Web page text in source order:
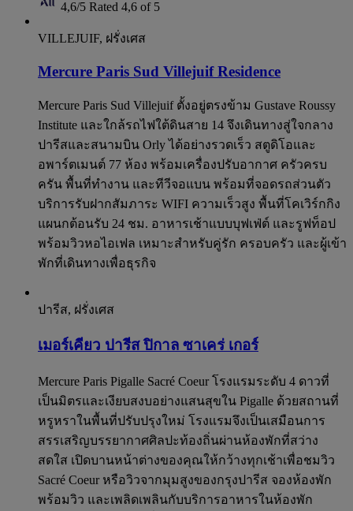
4,6/5 Rated 4,6 of 5
VILLEJUIF, ฝรั่งเศส
Mercure Paris Sud Villejuif Residence
Mercure Paris Sud Villejuif ตั้งอยู่ตรงข้าม Gustave Roussy
Institute และใกล้รถไฟใต้ดินสาย 14 จึงเดินทางสู่ใจกลาง
ปารีสและสนามบิน Orly ได้อย่างรวดเร็ว สตูดิโอและ
อพาร์ตเมนต์ 77 ห้อง พร้อมเครื่องปรับอากาศ ครัวครบ
ครัน พื้นที่ทำงาน และทีวีจอแบน พร้อมที่จอดรถส่วนตัว
บริการรับฝากสัมภาระ WIFI ความเร็วสูง พื้นที่โคเวิร์กกิง
แผนกต้อนรับ 24 ชม. อาหารเช้าแบบบุฟเฟ่ต์ และรูฟท็อป
พร้อมวิวหอไอเฟล เหมาะสำหรับคู่รัก ครอบครัว และผู้เข้า
พักที่เดินทางเพื่อธุรกิจ
ปารีส, ฝรั่งเศส
เมอร์เคียว ปารีส ปิกาล ซาเคร่ เกอร์
Mercure Paris Pigalle Sacré Coeur โรงแรมระดับ 4 ดาวที่
เป็นมิตรและเงียบสงบอย่างแสนสุขใน Pigalle ด้วยสถานที่
หรูหราในพื้นที่ปรับปรุงใหม่ โรงแรมจึงเป็นเสมือนการ
สรรเสริญบรรยากาศศิลปะท้องถิ่นผ่านห้องพักที่สว่าง
สดใส เปิดบานหน้าต่างของคุณให้กว้างทุกเช้าเพื่อชมวิว
Sacré Coeur หรือวิวจากมุมสูงของกรุงปารีส จองห้องพัก
พร้อมวิว และเพลิดเพลินกับบริการอาหารในห้องพัก